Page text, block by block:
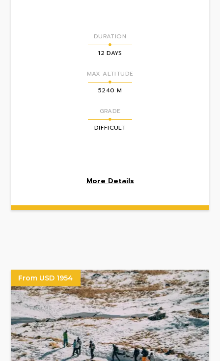
DURATION
12 DAYS
MAX ALTITUDE
5240 M
GRADE
DIFFICULT
More Details
From USD 1954